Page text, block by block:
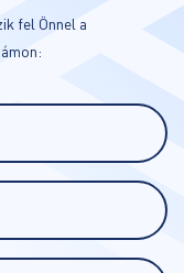
fel Önnel a